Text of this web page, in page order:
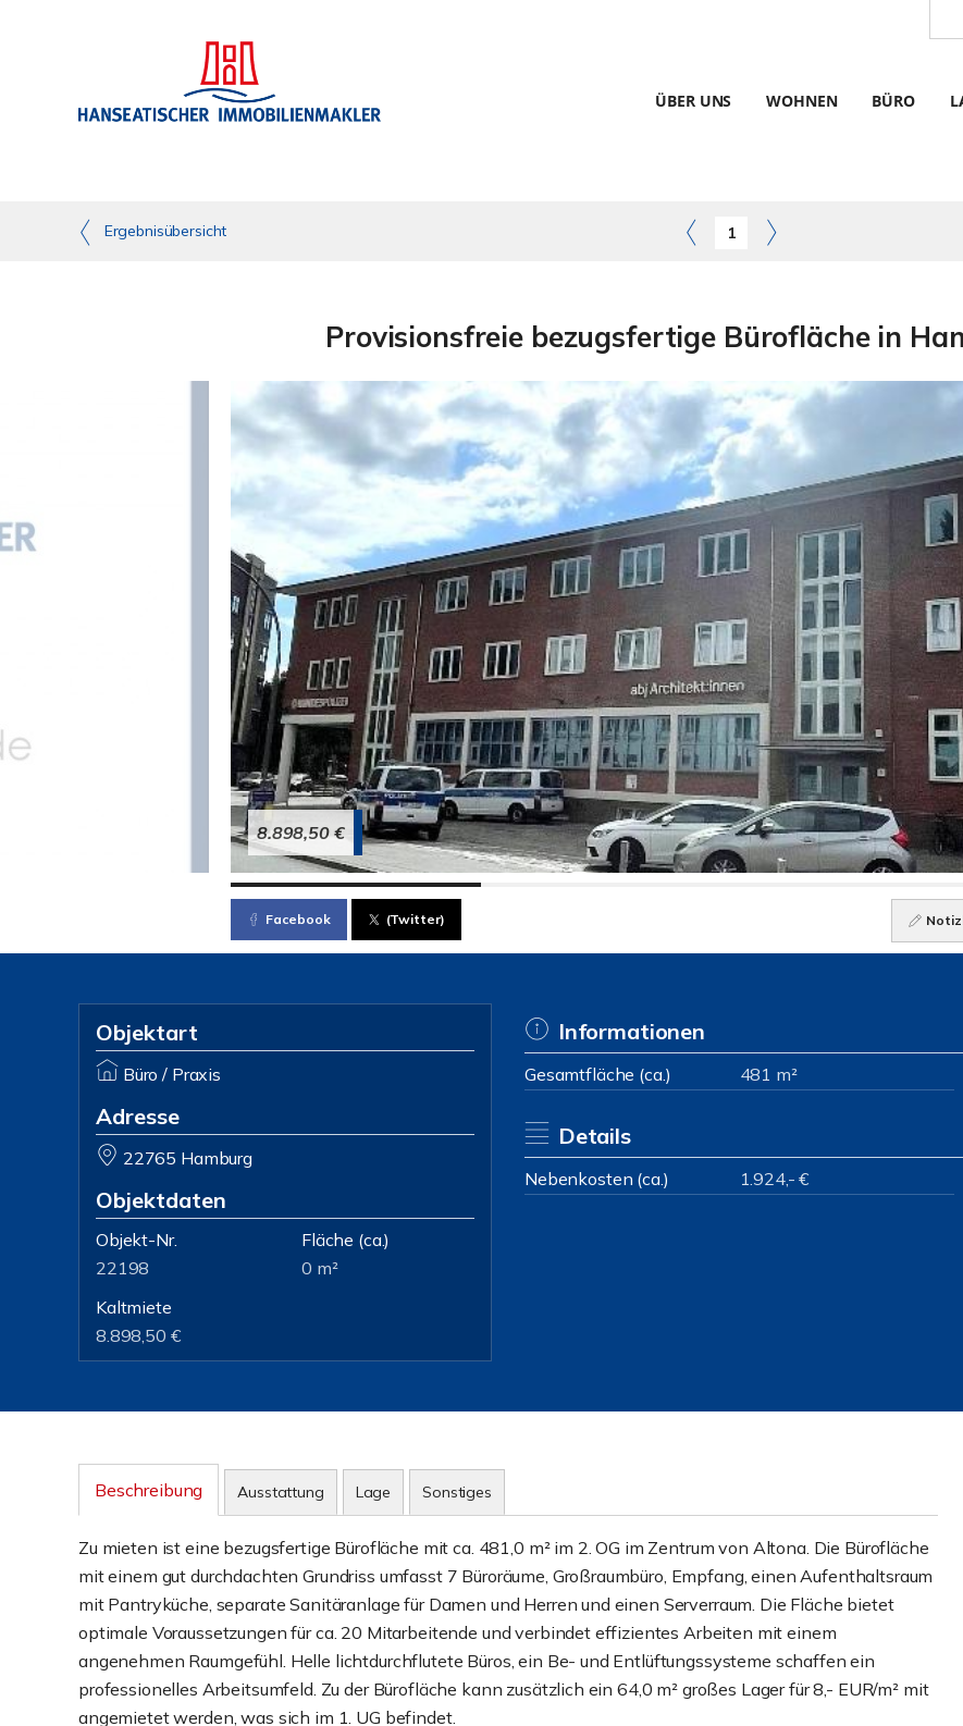
ÜBER UNS WOHNEN BÜRO
Ergebnisübersicht 1
Provisionsfreie bezugsfertige Bürofläche in
8.898,50 €
Facebook (Twitter)
Objektart
Büro / Praxis
Adresse
22765 Hamburg
Objektdaten
Objekt-Nr.
22198
Fläche (ca.)
0 m²
Kaltmiete
8.898,50 €
Informationen
Gesamtfläche (ca.) 481 m²
Details
Nebenkosten (ca.) 1.924,- €
Beschreibung Ausstattung Lage Sonstiges
Zu mieten ist eine bezugsfertige Bürofläche mit ca. 481,0 m² im 2. OG im Zentrum von Altona. Die Bürofläche
mit einem gut durchdachten Grundriss umfasst 7 Büroräume, Großraumbüro, Empfang, einen Aufenthaltsraum
mit Pantryküche, separate Sanitäranlage für Damen und Herren und einen Serverraum. Die Fläche bietet
optimale Voraussetzungen für ca. 20 Mitarbeitende und verbindet effizientes Arbeiten mit einem
angenehmen Raumgefühl. Helle lichtdurchflutete Büros, ein Be- und Entlüftungssysteme schaffen ein
professionelles Arbeitsumfeld. Zu der Bürofläche kann zusätzlich ein 64,0 m² großes Lager für 8,- EUR/m² mit
angemietet werden, was sich im 1. UG befindet.